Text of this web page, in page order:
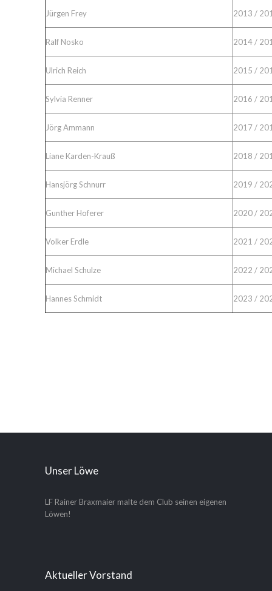
Jürgen Frey 2013 /
Ralf Nosko 2014 /
Ulrich Reich 2015 /
Sylvia Renner 2016 /
Jörg Ammann 2017 /
Liane Karden-Krauß 2018 /
Hansjörg Schnurr 2019 /
Gunther Hoferer 2020 /
Volker Erdle 2021 /
Michael Schulze 2022 /
Hannes Schmidt 2023 /
Unser Löwe
LF Rainer Braxmaier malte dem Club seinen eigenen
Löwen!
Aktueller Vorstand